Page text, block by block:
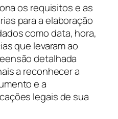
os requisitos e as
para a elaboração
como data, hora,
que levaram ao
detalhada
a reconhecer a
e a
legais de sua